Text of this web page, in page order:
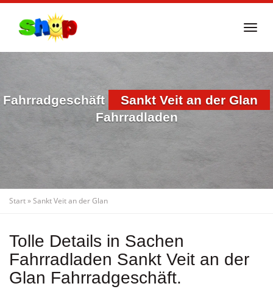
Fahrradgeschäft
Sankt Veit an der Glan
Fahrradladen
Start»Sankt Veit an der Glan
Tolle Details in Sachen
Fahrradladen Sankt Veit an der
Glan Fahrradgeschäft.